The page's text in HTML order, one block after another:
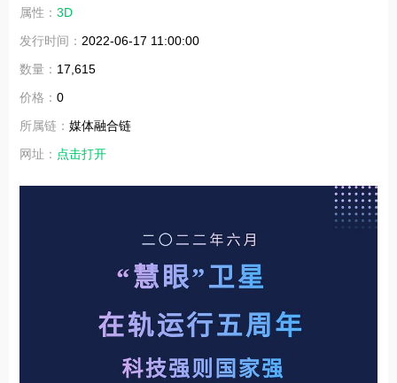
属性： 3D
发行时间： 2022-06-17 11:00:00
数量： 17,615
价格： 0
所属链： 媒体融合链
网址： 点击打开